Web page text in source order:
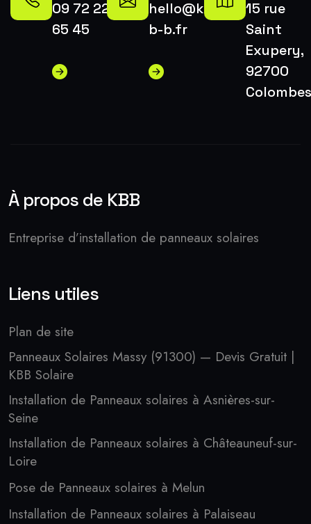
09 72 22
65 45
hello@k-
b-b.fr
15 rue
Saint
Exupery,
92700
Colombes
À propos de KBB
Entreprise d’installation de panneaux solaires
Liens utiles
Plan de site
Panneaux Solaires Massy (91300) — Devis Gratuit |
KBB Solaire
Installation de Panneaux solaires à Asnières-sur-
Seine
Installation de Panneaux solaires à Châteauneuf-sur-
Loire
Pose de Panneaux solaires à Melun
Installation de Panneaux solaires à Palaiseau